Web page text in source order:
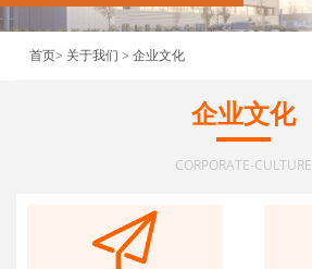
首页> 关于我们 > 企业文化
企业文化
CORPORATE-CULTURE